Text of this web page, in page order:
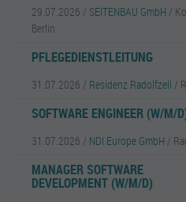
29.07.2026 / SEITENBAU GmbH /
Berlin
PFLEGEDIENSTLEITUNG
31.07.2026 / Residenz Radolfzell /
SOFTWARE ENGINEER (W/M/
31.07.2026 / NDI Europe GmbH /
MANAGER SOFTWARE
DEVELOPMENT (W/M/D)